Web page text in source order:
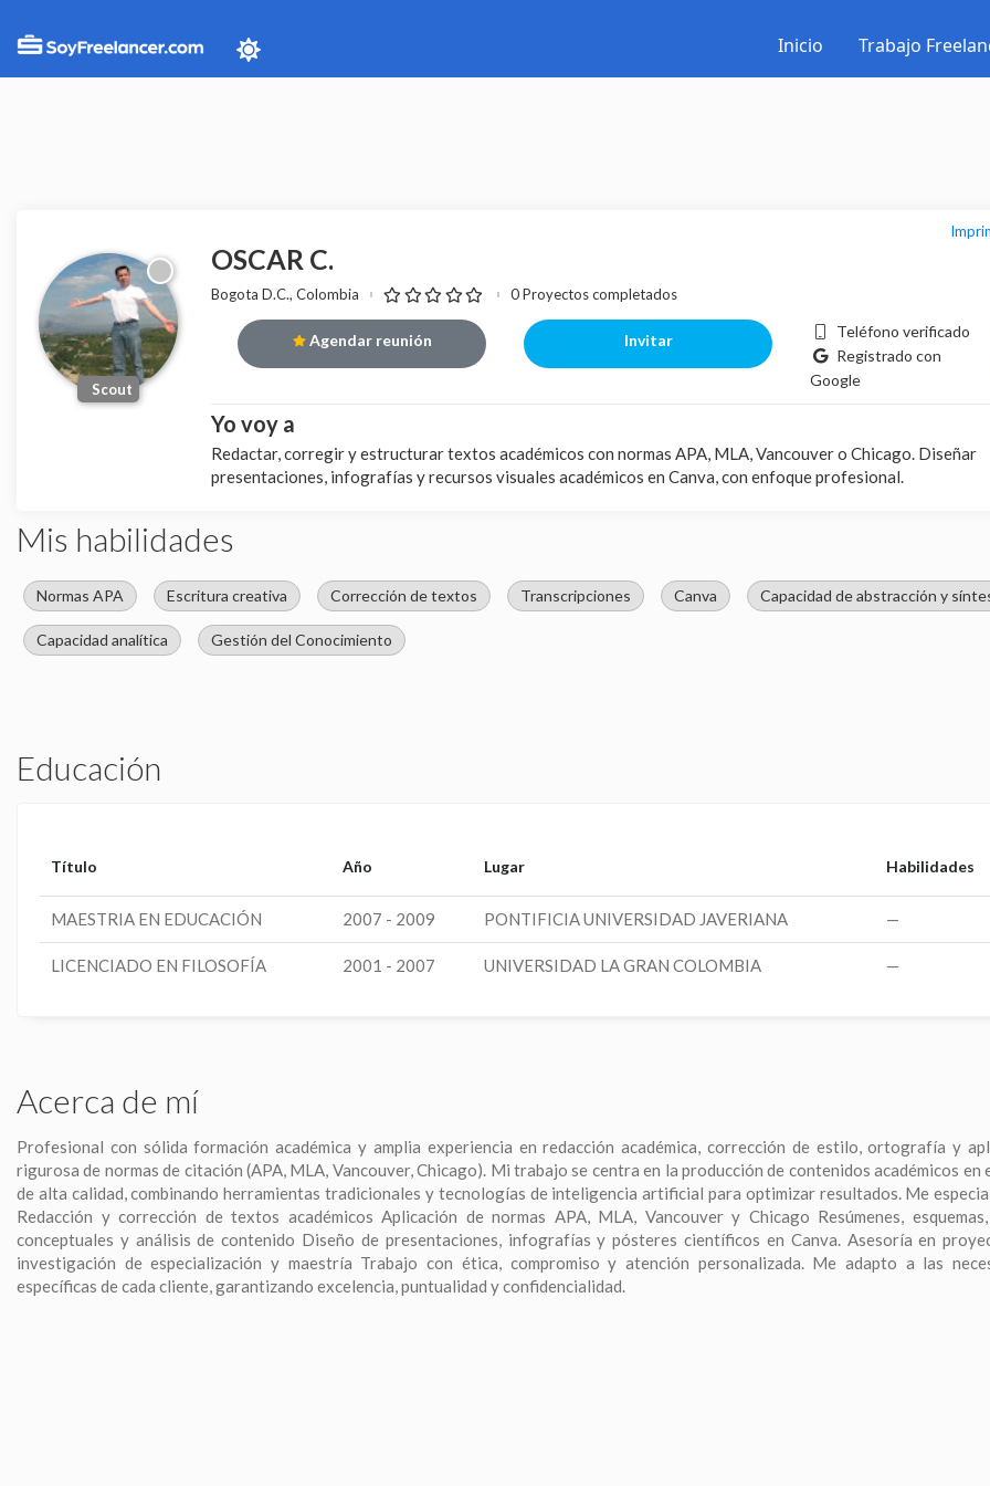
Inicio Trabajo
Scout
OSCAR C.
Bogota D.C., Colombia 0 Proyectos completados
Agendar reunión Invitar
Teléfono verificado
Registrado con
Google
Yo voy a
Redactar, corregir y estructurar textos académicos con normas APA, MLA, Vancouver o Chicago. Diseñar
presentaciones, infografías y recursos visuales académicos en Canva, con enfoque profesional.
Mis habilidades
Normas APA Escritura creativa Corrección de textos Transcripciones Canva Capacidad de abstracción y
Capacidad analítica Gestión del Conocimiento
Acerca de mí
Profesional con sólida formación académica y amplia experiencia en redacción académica, corrección de estilo, ortografía y
rigurosa de normas de citación (APA, MLA, Vancouver, Chicago). Mi trabajo se centra en la producción de contenidos académicos en
de alta calidad, combinando herramientas tradicionales y tecnologías de inteligencia artificial para optimizar resultados. Me
Redacción y corrección de textos académicos Aplicación de normas APA, MLA, Vancouver y Chicago Resúmenes, esquemas,
conceptuales y análisis de contenido Diseño de presentaciones, infografías y pósteres científicos en Canva. Asesoría en
investigación de especialización y maestría Trabajo con ética, compromiso y atención personalizada. Me adapto a las
específicas de cada cliente, garantizando excelencia, puntualidad y confidencialidad.
Educación
Título Año Lugar Habilidades
MAESTRIA EN EDUCACIÓN 2007 - 2009 PONTIFICIA UNIVERSIDAD JAVERIANA —
LICENCIADO EN FILOSOFÍA 2001 - 2007 UNIVERSIDAD LA GRAN COLOMBIA —